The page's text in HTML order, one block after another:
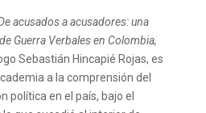
acusados a acusadores: una
Guerra Verbales en Colombia,
Sebastián Hincapié Rojas, es
a la comprensión del
política en el país, bajo el